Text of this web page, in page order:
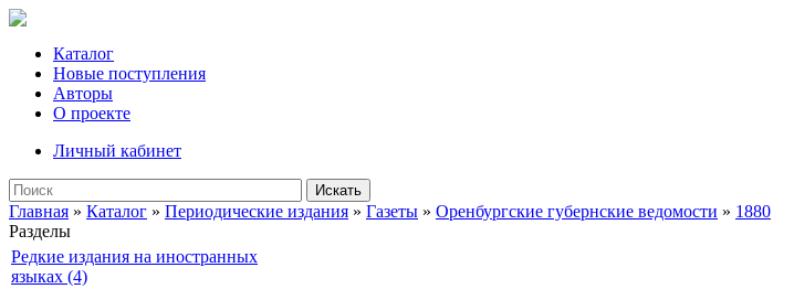
Каталог
Новые поступления
Авторы
О проекте
Личный кабинет
Искать
Главная » Каталог » Периодические издания » Газеты » Оренбургские губернские ведомости » 1880
Разделы
Редкие издания на иностранных
языках (4)